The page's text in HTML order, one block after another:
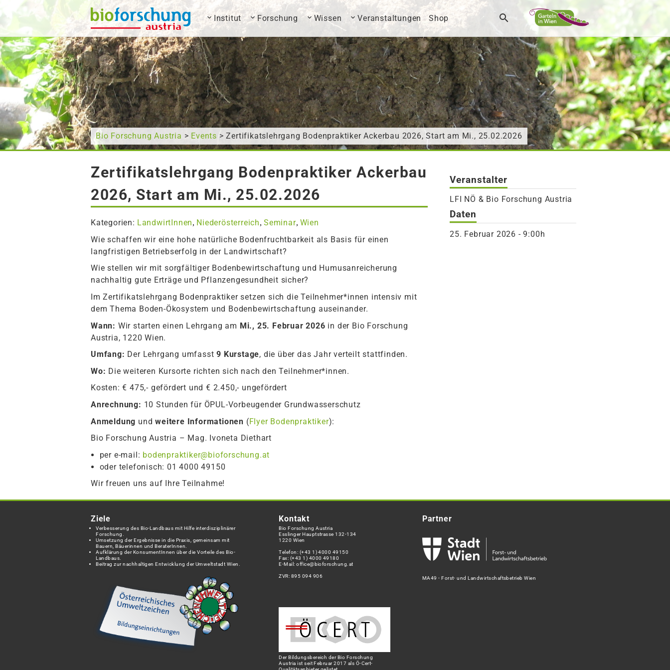
Wonach suchen Sie? Institut Forschung Wissen Veranstaltungen Shop
Bio Forschung Austria > Events > Zertifikatslehrgang Bodenpraktiker Ackerbau 2026, Start am Mi., 25.02.2026
Zertifikatslehrgang Bodenpraktiker Ackerbau
2026, Start am Mi., 25.02.2026
Kategorien: LandwirtInnen, Niederösterreich,Seminar, Wien
Wie schaffen wir eine hohe natürliche Bodenfruchtbarkeit als Basis für einen
langfristigen Betriebserfolg in der Landwirtschaft?
Wie stellen wir mit sorgfältiger Bodenbewirtschaftung und Humusanreicherung
nachhaltig gute Erträge und Pflanzengesundheit sicher?
Im Zertifikatslehrgang Bodenpraktiker setzen sich die Teilnehmer*innen intensiv mit
dem Thema Boden-Ökosystem und Bodenbewirtschaftung auseinander.
Wann: Wir starten einen Lehrgang am Mi., 25. Februar 2026 in der Bio Forschung
Austria, 1220 Wien.
Umfang: Der Lehrgang umfasst9 Kurstage, die über das Jahr verteilt stattfinden.
Wo: Die weiteren Kursorte richten sich nach den Teilnehmer*innen.
Kosten: € 475,- gefördert und € 2.450,- ungefördert
Anrechnung: 10 Stunden für ÖPUL-Vorbeugender Grundwasserschutz
Anmeldung undweitere Informationen (Flyer Bodenpraktiker):
Bio Forschung Austria – Mag. Ivoneta Diethart
per e-mail: bodenpraktiker@bioforschung.at
oder telefonisch: 01 4000 49150
Wir freuen uns auf Ihre Teilnahme!
Veranstalter
LFI NÖ & Bio Forschung Austria
Daten
25. Februar 2026 - 9:00h
Ziele
Verbesserung des Bio-Landbaus mit Hilfe interdisziplinärer
Forschung.
Umsetzung der Ergebnisse in die Praxis, gemeinsam mit
Bauern, Bäuerinnen und BeraterInnen.
Aufklärung der KonsumentInnen über die Vorteile des Bio-
Landbaus.
Beitrag zur nachhaltigen Entwicklung der Umweltstadt Wien.
Kontakt
Bio Forschung Austria
Esslinger Hauptstrasse 132-134
1220 Wien
Telefon: (+43 1) 4000 49150
Fax: (+43 1) 4000 49180
E-Mail:office@bioforschung.at
ZVR: 895 094 906
Der Bildungsbereich der Bio Forschung
Austria ist seit Februar 2017 als Ö-Cert-
Partner
MA49 - Forst- und Landwirtschaftsbetrieb Wien